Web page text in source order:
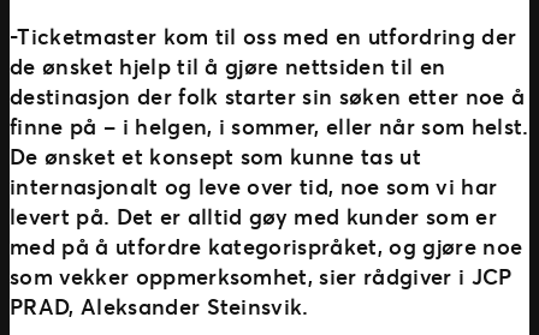
-Ticketmaster kom til oss med en utfordring der
de ønsket hjelp til å gjøre nettsiden til en
destinasjon der folk starter sin søken etter noe å
finne på – i helgen, i sommer, eller når som helst.
De ønsket et konsept som kunne tas ut
internasjonalt og leve over tid, noe som vi har
levert på. Det er alltid gøy med kunder som er
med på å utfordre kategorispråket, og gjøre noe
som vekker oppmerksomhet, sier rådgiver i JCP
PRAD, Aleksander Steinsvik.